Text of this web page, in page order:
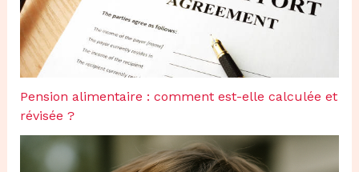
Pension alimentaire : comment est-elle calculée et
révisée ?